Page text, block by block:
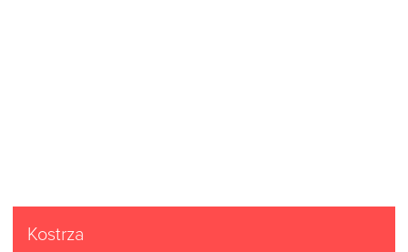
Kostrza